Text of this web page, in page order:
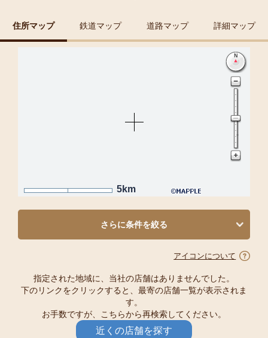
住所マップ 鉄道マップ 道路マップ 詳細マップ
5km
さらに条件を絞る
アイコンについて
指定された地域に、当社の店舗はありませんでした。
下のリンクをクリックすると、最寄の店舗一覧が表示されま
す。
お手数ですが、こちらから再検索してください。
近くの店舗を探す